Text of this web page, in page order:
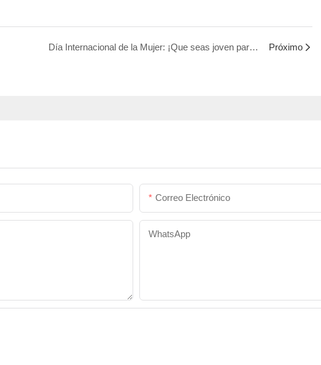
Día Internacional de la Mujer: ¡Que seas joven para siempre y seas feliz todos los días! Próximo
Correo Electrónico
WhatsApp